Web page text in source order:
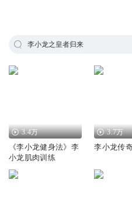
李小龙之皇者归来
3.4万
《李小龙健身法》李
小龙肌肉训练
3.7万
李小龙传